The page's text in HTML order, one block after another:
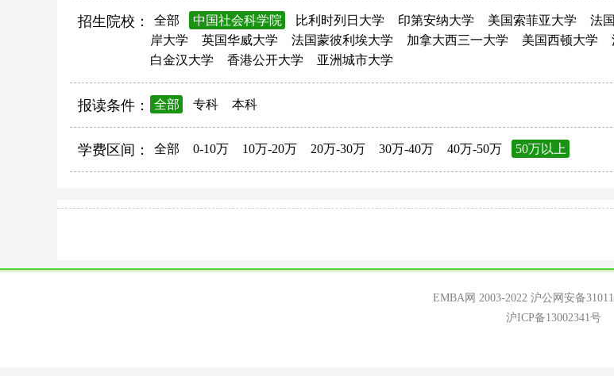
招生院校： 全部 中国社会科学院 比利时列日大学 印第安纳大学 美国索菲亚大学 法
岸大学
英国华威大学 法国蒙彼利埃大学 加拿大西三一大学 美国西顿大学
白金汉大学
香港公开大学 亚洲城市大学
报读条件： 全部 专科 本科
学费区间： 全部 0-10万 10万-20万 20万-30万 30万-40万 40万-50万 50万以上
EMBA网 2003-2022 沪公网安备
沪ICP备13002341号